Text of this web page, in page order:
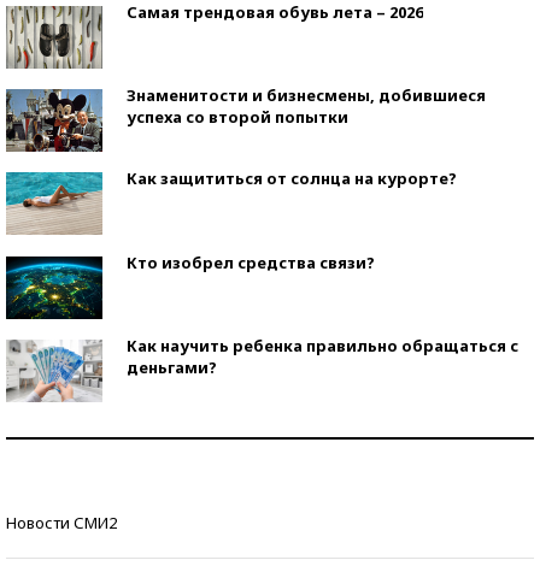
Самая трендовая обувь лета – 2026
Знаменитости и бизнесмены, добившиеся
успеха со второй попытки
Как защититься от солнца на курорте?
Кто изобрел средства связи?
Как научить ребенка правильно обращаться с
деньгами?
Новости СМИ2